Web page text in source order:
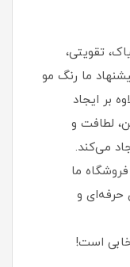
تقویتی،
ما رنگ مو
بر ایجاد
لطافت و
می‌کند.
ما
و
است!